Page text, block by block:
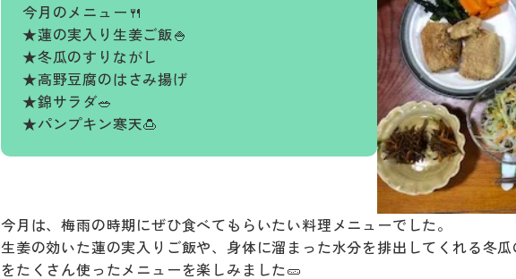
今月のメニュー🍴
★蓮の実入り生姜ご飯🍚
★冬瓜のすりながし
★高野豆腐のはさみ揚げ
★錦サラダ🥗
★パンプキン寒天🍮
今月は、梅雨の時期にぜひ食べてもらいたい料理メニューでした。
生姜の効いた蓮の実入りご飯や、身体に溜まった水分を排出してくれる冬
をたくさん使ったメニューを楽しみました🥒